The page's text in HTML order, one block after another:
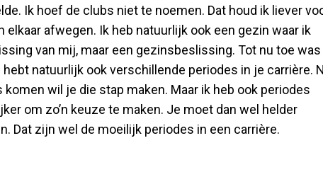
Ik hoef de clubs niet te noemen. Dat houd ik liever
afwegen. Ik heb natuurlijk ook een gezin waar ik
van mij, maar een gezinsbeslissing. Tot nu toe
natuurlijk ook verschillende periodes in je carrière.
wil je die stap maken. Maar ik heb ook periodes
om zo’n keuze te maken. Je moet dan wel helder
Dat zijn wel de moeilijk periodes in een carrière.